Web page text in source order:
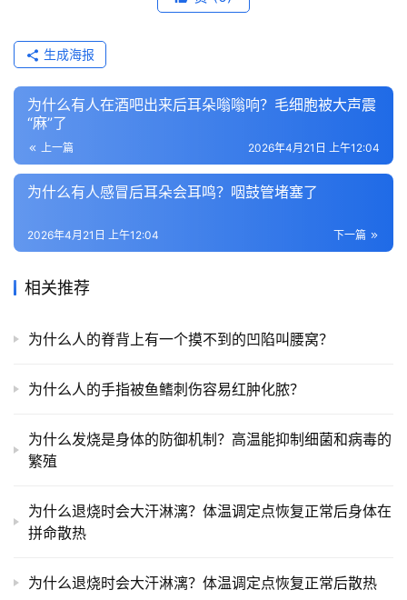
生成海报
为什么有人在酒吧出来后耳朵嗡嗡响？毛细胞被大声震
“麻”了
上一篇 2026年4月21日 上午12:04
为什么有人感冒后耳朵会耳鸣？咽鼓管堵塞了
下一篇
2026年4月21日 上午12:04
相关推荐
为什么人的脊背上有一个摸不到的凹陷叫腰窝？
为什么人的手指被鱼鳍刺伤容易红肿化脓？
为什么发烧是身体的防御机制？高温能抑制细菌和病毒的
繁殖
为什么退烧时会大汗淋漓？体温调定点恢复正常后身体在
拼命散热
为什么退烧时会大汗淋漓？体温调定点恢复正常后散热